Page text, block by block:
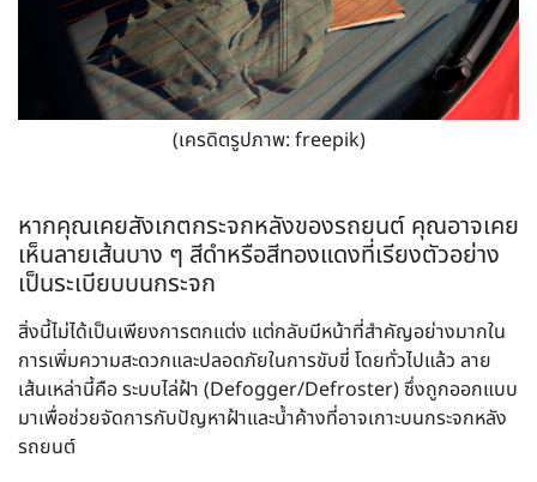
(เครดิตรูปภาพ: freepik)
หากคุณเคยสังเกตกระจกหลังของรถยนต์ คุณอาจเคย
เห็นลายเส้นบาง ๆ สีดำหรือสีทองแดงที่เรียงตัวอย่าง
เป็นระเบียบบนกระจก
สิ่งนี้ไม่ได้เป็นเพียงการตกแต่ง แต่กลับมีหน้าที่สำคัญอย่างมากใน
การเพิ่มความสะดวกและปลอดภัยในการขับขี่ โดยทั่วไปแล้ว ลาย
เส้นเหล่านี้คือระบบไล่ฝ้า (Defogger/Defroster)ซึ่งถูกออกแบบ
มาเพื่อช่วยจัดการกับปัญหาฝ้าและน้ำค้างที่อาจเกาะบนกระจกหลัง
รถยนต์